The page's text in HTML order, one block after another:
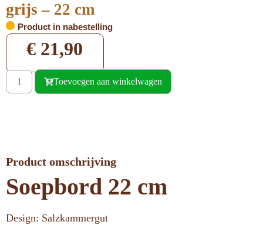
grijs – 22 cm
Product in nabestelling
€ 21,90
Toevoegen aan winkelwagen
Product omschrijving
Soepbord 22 cm
Design: Salzkammergut